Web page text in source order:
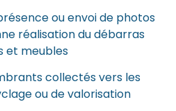
ou envoi de photos
réalisation du débarras
et meubles
collectés vers les
ou de valorisation